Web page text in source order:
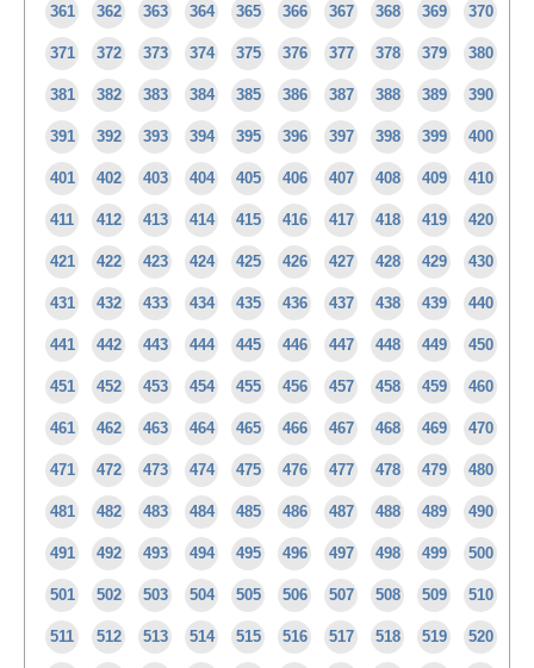
361 362 363 364 365 366 367 368 369 370
371 372 373 374 375 376 377 378 379 380
381 382 383 384 385 386 387 388 389 390
391 392 393 394 395 396 397 398 399 400
401 402 403 404 405 406 407 408 409 410
411 412 413 414 415 416 417 418 419 420
421 422 423 424 425 426 427 428 429 430
431 432 433 434 435 436 437 438 439 440
441 442 443 444 445 446 447 448 449 450
451 452 453 454 455 456 457 458 459 460
461 462 463 464 465 466 467 468 469 470
471 472 473 474 475 476 477 478 479 480
481 482 483 484 485 486 487 488 489 490
491 492 493 494 495 496 497 498 499 500
501 502 503 504 505 506 507 508 509 510
511 512 513 514 515 516 517 518 519 520